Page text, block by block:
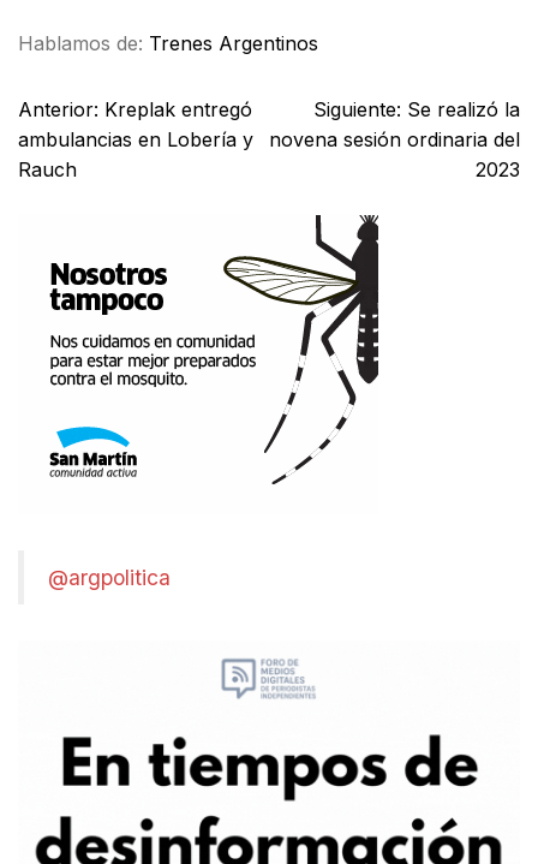
Hablamos de: Trenes Argentinos
Anterior: Kreplak entregó
ambulancias en Lobería y
Rauch
Siguiente: Se realizó la
novena sesión ordinaria del
2023
@argpolitica